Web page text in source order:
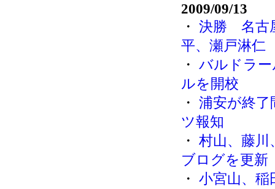
2009/09/13
・ 決勝 名古
平、瀬戸淋仁
・ バルドラ
ルを開校
・ 浦安が終了
ツ報知
・ 村山、藤川
ブログを更新
・ 小宮山、稲